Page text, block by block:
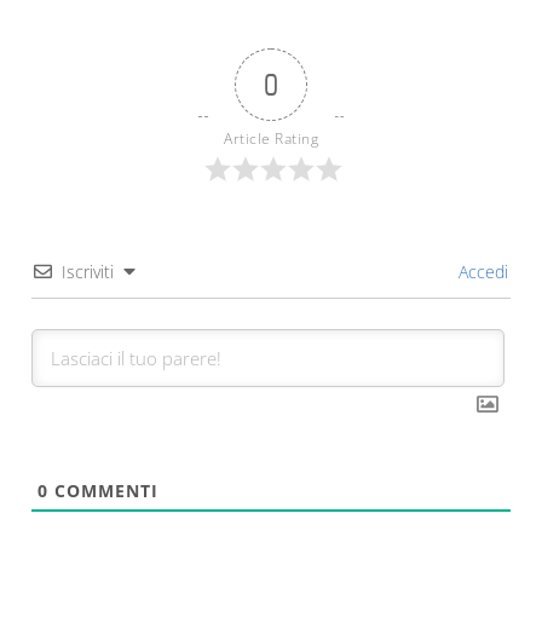
0
Article Rating
Iscriviti Accedi
0 COMMENTI